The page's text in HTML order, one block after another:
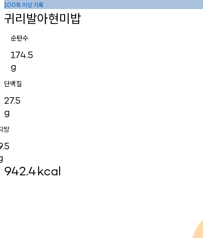
100회 이상기록
귀리발아현미밥
순탄수
174.5
g
단백질
27.5
g
방
942.4kcal